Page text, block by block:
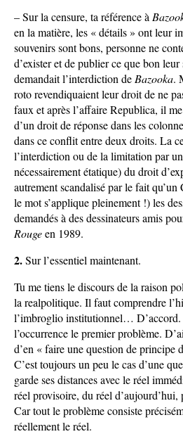
– Sur la censure, ta référence à
en la matière, les « détails » ont leur
souvenirs sont bons, personne ne
d’exister et de publier ce que bon
demandait l’interdiction de Bazooka.
roto revendiquaient leur droit de ne
faux et après l’affaire Republica, il
d’un droit de réponse dans les
dans ce conflit entre deux droits. La
l’interdiction ou de la limitation par
nécessairement étatique) du droit
autrement scandalisé par le fait
le mot s’applique pleinement !) les
demandés à des dessinateurs amis
Rougeen 1989.
2.Sur l’essentiel maintenant.
Tu me tiens le discours de la raison
la realpolitique. Il faut comprendre
l’imbroglio institutionnel… D’accord.
l’occurrence le premier problème.
d’en « faire une question de principe
C’est toujours un peu le cas d’une
garde ses distances avec le réel
réel provisoire, du réel d’aujourd’hui,
Car tout le problème consiste
réellement le réel.